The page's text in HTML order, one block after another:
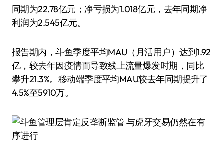
同期为22.78亿元；净亏损为1.018亿元，去年同期净
利润为2.545亿元。
报告期内，斗鱼季度平均MAU（月活用户）达到1.92
亿，较去年因疫情而导致线上流量爆发时期，同比
攀升21.3%。移动端季度平均MAU较去年同期提升了
4.5%至5910万。